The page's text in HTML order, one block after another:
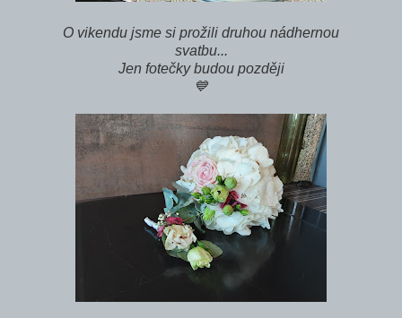
O vikendu jsme si prožili druhou nádhernou
svatbu...
Jen fotečky budou později
💙